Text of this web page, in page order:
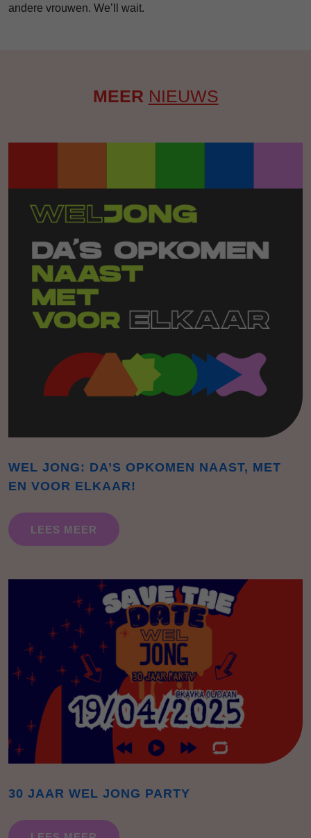
andere vrouwen. We’ll wait.
MEER NIEUWS
WEL JONG: DA’S OPKOMEN NAAST, MET
EN VOOR ELKAAR!
LEES MEER
30 JAAR WEL JONG PARTY